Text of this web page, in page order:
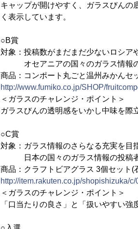
キャップが開けやすく、ガラスびんの
く表示しています。
○B賞
対象：投稿数がまだまだ少ないロシア
オセアニアの国々のガラス情報の
商品：コンポート丸ごと温州みかんセ
http://www.fumiko.co.jp/SHOP/
＜ガラスのチャレンジ・ポイント＞
ガラスびんの透明感をいかし中味を際
○C賞
対象：ガラス情報のさらなる充実を目
日本の国々のガラス情報の投稿
商品：クラフトビアグラス 3個セット(
http://item.rakuten.co.jp/shopishizuka/
＜ガラスのチャレンジ・ポイント＞
「口当たりの良さ」と「扱いやすい